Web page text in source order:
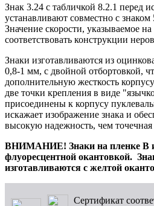
Знак 3.24 с табличкой 8.2.1 перед
устанавливают совместно с
Значение скорости, указываемое
соответствовать конструкции
Знаки изготавливаются из
0,8-1 мм, с двойной отбортовкой,
дополнительную жесткость
две точки крепления в виде
присоединены к корпусу
искажает изображение знака и
высокую надежность, чем
ВНИМАНИЕ! Знаки на пленке В
флуоресцентной окантовкой.
изготавливаются с желтой
Сертификат